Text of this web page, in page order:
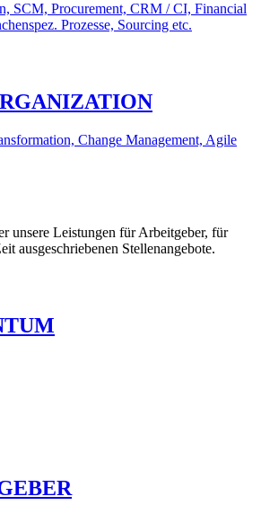
SCM, Procurement, CRM / CI, Financial
Prozesse, Sourcing etc.
Change Management, Agile
unsere Leistungen für Arbeitgeber, für
ausgeschriebenen Stellenangebote.